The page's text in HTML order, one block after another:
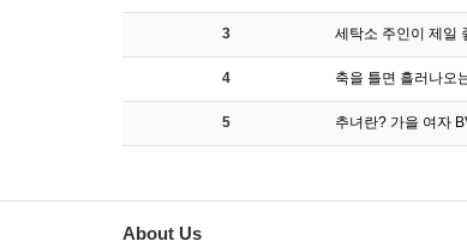
3 세탁소 주인이 제일
4 축을 틀면 흘러나오
5 추녀란? 가을 여자
About Us